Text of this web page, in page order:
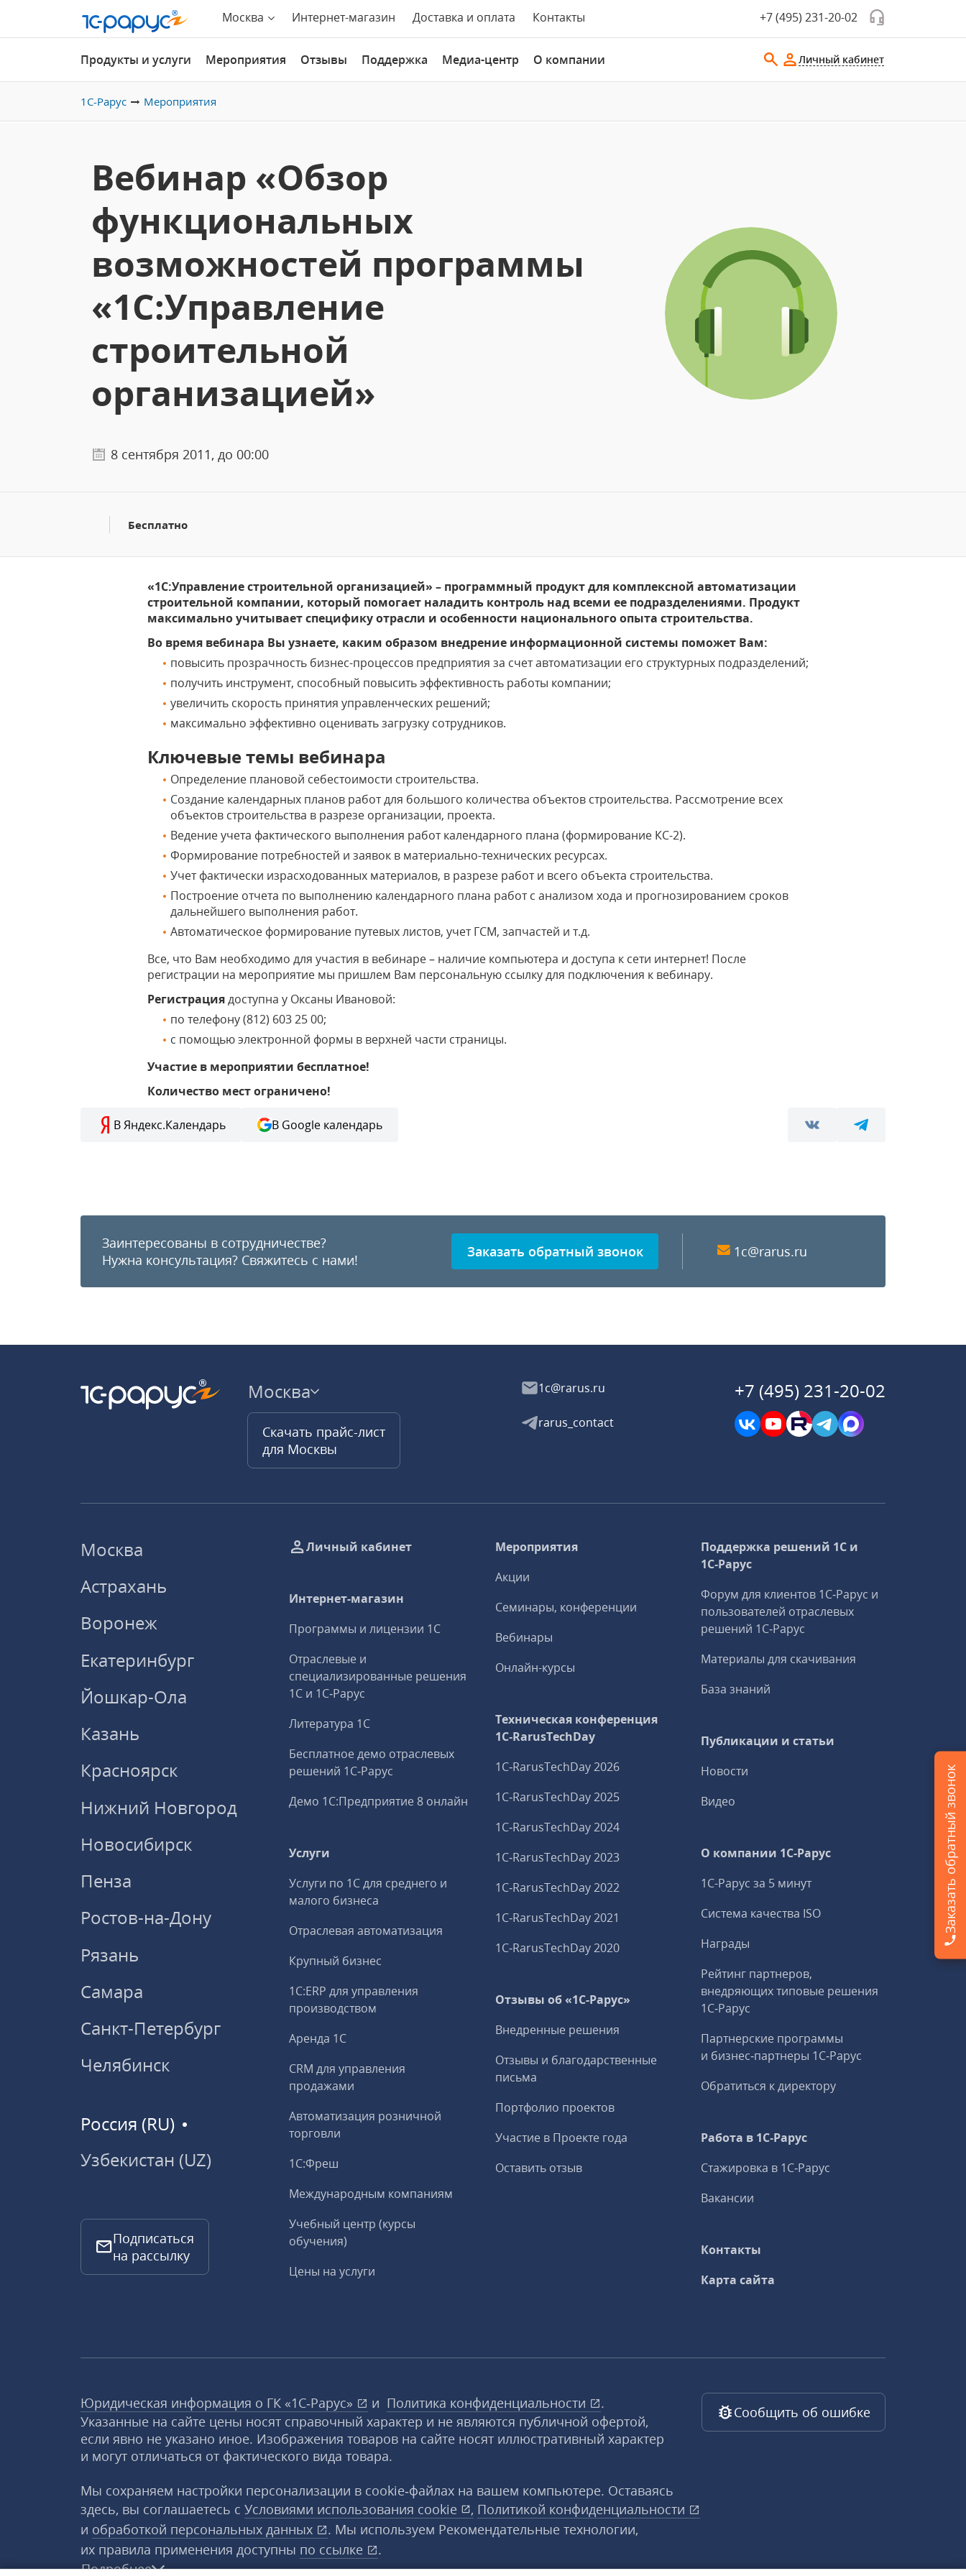
Москва Интернет-магазин Доставка и оплата Контакты +7 (495) 231-20-02
Продукты и услуги Мероприятия Отзывы Поддержка Медиа-центр О компании Личный кабинет
1С-Рарус Мероприятия
Вебинар «Обзор
функциональных
возможностей программы
«1С:Управление
строительной
организацией»
8 сентября 2011, до 00:00
Бесплатно
«1С:Управление строительной организацией» – программный продукт для комплексной автоматизации
строительной компании, который помогает наладить контроль над всеми ее подразделениями. Продукт
максимально учитывает специфику отрасли и особенности национального опыта строительства.
Во время вебинара Вы узнаете, каким образом внедрение информационной системы поможет Вам:
повысить прозрачность бизнес-процессов предприятия за счет автоматизации его структурных подразделений;
получить инструмент, способный повысить эффективность работы компании;
увеличить скорость принятия управленческих решений;
максимально эффективно оценивать загрузку сотрудников.
Ключевые темы вебинара
Определение плановой себестоимости строительства.
Создание календарных планов работ для большого количества объектов строительства. Рассмотрение всех
объектов строительства в разрезе организации, проекта.
Ведение учета фактического выполнения работ календарного плана (формирование КС-2).
Формирование потребностей и заявок в материально-технических ресурсах.
Учет фактически израсходованных материалов, в разрезе работ и всего объекта строительства.
Построение отчета по выполнению календарного плана работ с анализом хода и прогнозированием сроков
дальнейшего выполнения работ.
Автоматическое формирование путевых листов, учет ГСМ, запчастей и т.д.
Все, что Вам необходимо для участия в вебинаре – наличие компьютера и доступа к сети интернет! После
регистрации на мероприятие мы пришлем Вам персональную ссылку для подключения к вебинару.
Регистрациядоступна у Оксаны Ивановой:
по телефону (812) 603 25 00;
с помощью электронной формы в верхней части страницы.
Участие в мероприятии бесплатное!
Количество мест ограничено!
В Яндекс.Календарь В Google календарь
Заинтересованы в сотрудничестве?
Нужна консультация? Свяжитесь с нами! Заказать обратный звонок 1c@rarus.ru
Москва
Скачать прайс-лист
для Москвы
1c@rarus.ru
rarus_contact
+7 (495) 231-20-02
Москва
Астрахань
Воронеж
Екатеринбург
Йошкар-Ола
Казань
Красноярск
Нижний Новгород
Новосибирск
Пенза
Ростов-на-Дону
Рязань
Самара
Санкт-Петербург
Челябинск
Россия (RU)
Узбекистан (UZ)
Подписаться
на рассылку
Личный кабинет
Интернет-магазин
Программы и лицензии 1С
Отраслевые и
специализированные решения
1С и 1С‑Рарус
Литература 1С
Бесплатное демо отраслевых
решений 1С‑Рарус
Демо 1С:Предприятие 8 онлайн
Услуги
Услуги по 1С для среднего и
малого бизнеса
Отраслевая автоматизация
Крупный бизнес
1С:ERP для управления
производством
Аренда 1С
CRM для управления
продажами
Автоматизация розничной
торговли
1С:Фреш
Международным компаниям
Учебный центр (курсы
обучения)
Цены на услуги
Мероприятия
Акции
Семинары, конференции
Вебинары
Онлайн-курсы
Техническая конференция
1C‑RarusTechDay
1C‑RarusTechDay 2026
1C‑RarusTechDay 2025
1C‑RarusTechDay 2024
1C‑RarusTechDay 2023
1C‑RarusTechDay 2022
1C‑RarusTechDay 2021
1C‑RarusTechDay 2020
Отзывы об «1С-Рарус»
Внедренные решения
Отзывы и благодарственные
письма
Портфолио проектов
Участие в Проекте года
Оставить отзыв
Поддержка решений 1С и
1С‑Рарус
Форум для клиентов 1С‑Рарус и
пользователей отраслевых
решений 1С‑Рарус
Материалы для скачивания
База знаний
Публикации и статьи
Новости
Видео
О компании 1C-Рарус
1С-Рарус за 5 минут
Система качества ISO
Награды
Рейтинг партнеров,
внедряющих типовые решения
1С‑Рарус
Партнерские программы
и бизнес‑партнеры 1С‑Рарус
Обратиться к директору
Работа в 1С‑Рарус
Стажировка в 1С‑Рарус
Вакансии
Контакты
Карта сайта
Юридическая информация о ГК «1С‑Рарус» и Политика конфиденциальности
.
Указанные на сайте цены носят справочный характер и не являются публичной офертой,
если явно не указано иное. Изображения товаров на сайте носят иллюстративный характер
и могут отличаться от фактического вида товара.
Мы сохраняем настройки персонализации в cookie‑файлах на вашем компьютере. Оставаясь
здесь, вы соглашаетесь с Условиями использования cookie , Политикой конфиденциальности
и обработкой персональных данных
. Мы используем Рекомендательные технологии,
их правила применения доступны по ссылке
.
Подробнее
Сообщить об ошибке
Заказать обратный звонок